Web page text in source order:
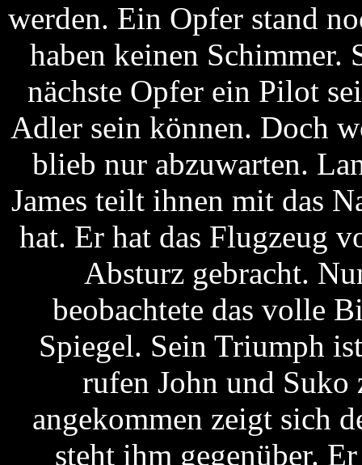
werden. Ein Opfer stand
haben keinen Schimmer.
nächste Opfer ein Pilot
Adler sein können. Doch
blieb nur abzuwarten.
James teilt ihnen mit das
hat. Er hat das Flugzeug
Absturz gebracht.
beobachtete das volle
Spiegel. Sein Triumph
rufen John und Suko
angekommen zeigt sich
steht ihm gegenüber.